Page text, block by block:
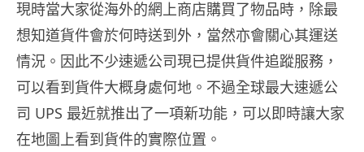
現時當大家從海外的網上商店購買了物品時，除最
想知道貨件會於何時送到外，當然亦會關心其運送
情況。因此不少速遞公司現已提供貨件追蹤服務，
可以看到貨件大概身處何地。不過全球最大速遞公
司 UPS 最近就推出了一項新功能，可以即時讓大家
在地圖上看到貨件的實際位置。